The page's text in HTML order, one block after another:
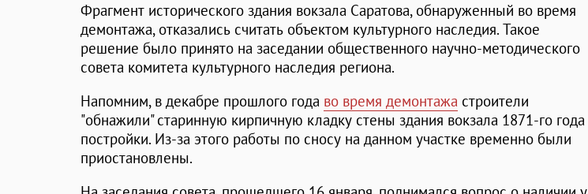
Фрагмент исторического здания вокзала Саратова, обнаруженный во время
демонтажа, отказались считать объектом культурного наследия. Такое
решение было принято на заседании общественного научно-методического
совета комитета культурного наследия региона.
Напомним, в декабре прошлого года во время демонтажа строители
"обнажили" старинную кирпичную кладку стены здания вокзала 1871-го года
постройки. Из-за этого работы по сносу на данном участке временно были
приостановлены.